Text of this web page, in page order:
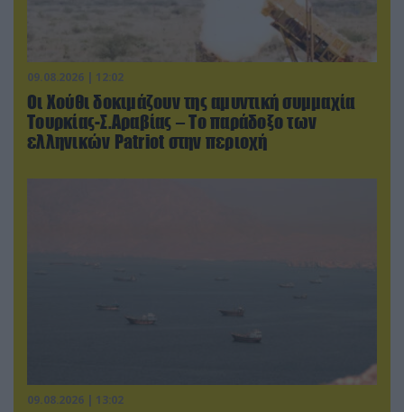
09.08.2026 | 12:02
Οι Χούθι δοκιμάζουν της αμυντική συμμαχία
Τουρκίας-Σ.Αραβίας – Το παράδοξο των
ελληνικών Patriot στην περιοχή
09.08.2026 | 13:02